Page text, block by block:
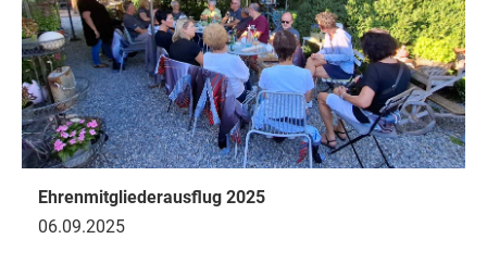
Ehrenmitgliederausflug 2025
06.09.2025